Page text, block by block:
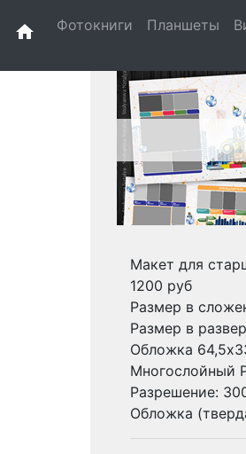
home Фотокниги Планшеты
Макет для
1200 руб
Размер в
Размер в
Обложка
Многослойный
Разрешение:
Обложка